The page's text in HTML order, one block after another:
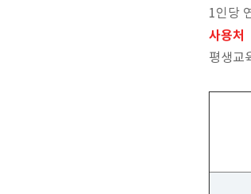
1인당
사용처
평생교